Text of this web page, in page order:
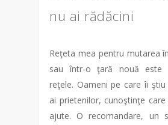
nu ai rădăcini
Reţeta mea pentru mutarea
sau într-o ţară nouă este
reţele. Oameni pe care îi
ai prietenilor, cunoştinţe
ajute. O recomandare, un